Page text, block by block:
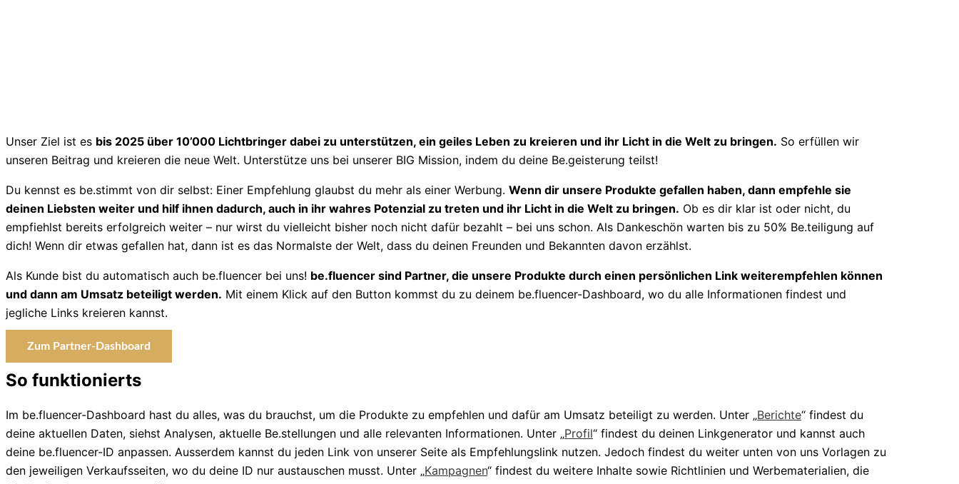
Unser Ziel ist es bis 2025 über 10’000 Lichtbringer dabei zu unterstützen, ein geiles Leben zu kreieren und ihr Licht in die Welt zu bringen. So erfüllen wir
unseren Beitrag und kreieren die neue Welt. Unterstütze uns bei unserer BIG Mission, indem du deine Be.geisterung teilst!
Du kennst es be.stimmt von dir selbst: Einer Empfehlung glaubst du mehr als einer Werbung. Wenn dir unsere Produkte gefallen haben, dann empfehle sie
deinen Liebsten weiter und hilf ihnen dadurch, auch in ihr wahres Potenzial zu treten und ihr Licht in die Welt zu bringen. Ob es dir klar ist oder nicht, du
empfiehlst bereits erfolgreich weiter – nur wirst du vielleicht bisher noch nicht dafür bezahlt – bei uns schon. Als Dankeschön warten bis zu 50% Be.teiligung auf
dich! Wenn dir etwas gefallen hat, dann ist es das Normalste der Welt, dass du deinen Freunden und Bekannten davon erzählst.
Als Kunde bist du automatisch auch be.fluencer bei uns! be.fluencer sind Partner, die unsere Produkte durch einen persönlichen Link weiterempfehlen können
und dann am Umsatz beteiligt werden. Mit einem Klick auf den Button kommst du zu deinem be.fluencer-Dashboard, wo du alle Informationen findest und
jegliche Links kreieren kannst.
Zum Partner-Dashboard
So funktionierts
Im be.fluencer-Dashboard hast du alles, was du brauchst, um die Produkte zu empfehlen und dafür am Umsatz beteiligt zu werden. Unter „Berichte“ findest du
deine aktuellen Daten, siehst Analysen, aktuelle Be.stellungen und alle relevanten Informationen. Unter „Profil“ findest du deinen Linkgenerator und kannst auch
deine be.fluencer-ID anpassen. Ausserdem kannst du jeden Link von unserer Seite als Empfehlungslink nutzen. Jedoch findest du weiter unten von uns Vorlagen zu
den jeweiligen Verkaufsseiten, wo du deine ID nur austauschen musst. Unter „Kampagnen“ findest du weitere Inhalte sowie Richtlinien und Werbematerialien, die